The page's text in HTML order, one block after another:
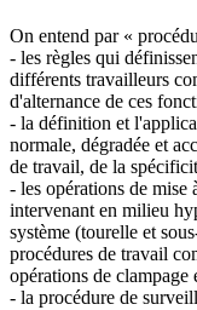
On entend par «
- les règles qui
différents travailleurs
d'alternance de ces
- la définition et
normale, dégradée et
de travail, de la
- les opérations de mise
intervenant en milieu
système (tourelle et
procédures de travail
opérations de clampage
- la procédure de